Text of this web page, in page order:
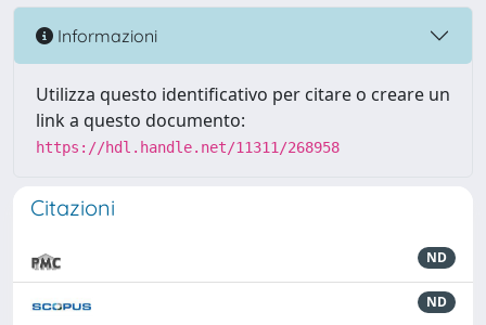
Informazioni
Utilizza questo identificativo per citare o creare un
link a questo documento:
https://hdl.handle.net/11311/268958
Citazioni
ND
ND